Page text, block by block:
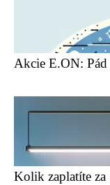
Akcie E.ON:
Kolik zaplatíte za